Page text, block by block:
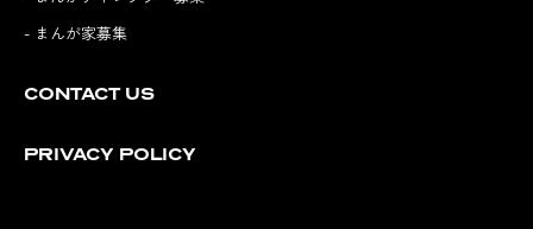
- まんが家募集
CONTACT US
PRIVACY POLICY